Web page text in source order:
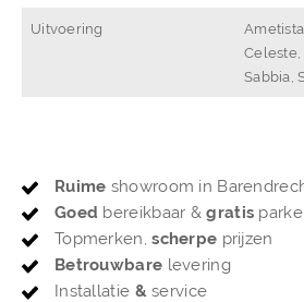
Uitvoering
Celeste,
Sabbia,
Ruime showroom in
Goed bereikbaar &gratis
Topmerken,scherpe prijzen
Betrouwbare levering
Installatie & service